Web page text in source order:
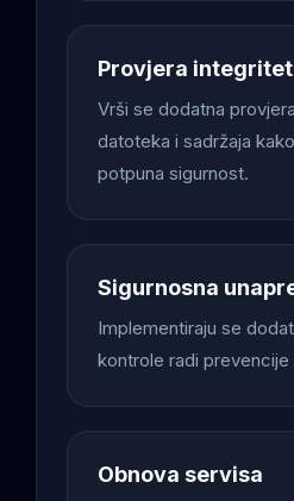
Provjera
Vrši se dodatna
datoteka i sadržaja
potpuna sigurnost.
Sigurnosna
Implementiraju se
kontrole radi prevencije
Obnova servisa